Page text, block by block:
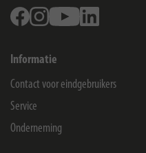
FacebookInstagramYoutube
Informatie
Contact voor eindgebruikers
Service
Onderneming